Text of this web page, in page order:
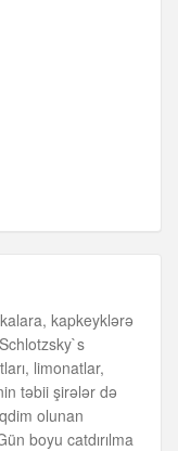
kapkeyklərə
limonatlar,
təbii şirələr də
olunan
boyu catdırılma